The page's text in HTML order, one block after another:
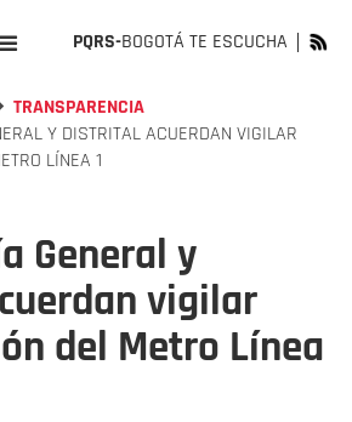
PQRS-BOGOTÁ TE ESCUCHA
TRANSPARENCIA
Y DISTRITAL ACUERDAN VIGILAR
LÍNEA 1
General y
vigilar
del Metro Línea